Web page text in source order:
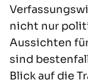
nicht nur
Aussichten
sind
Blick auf die